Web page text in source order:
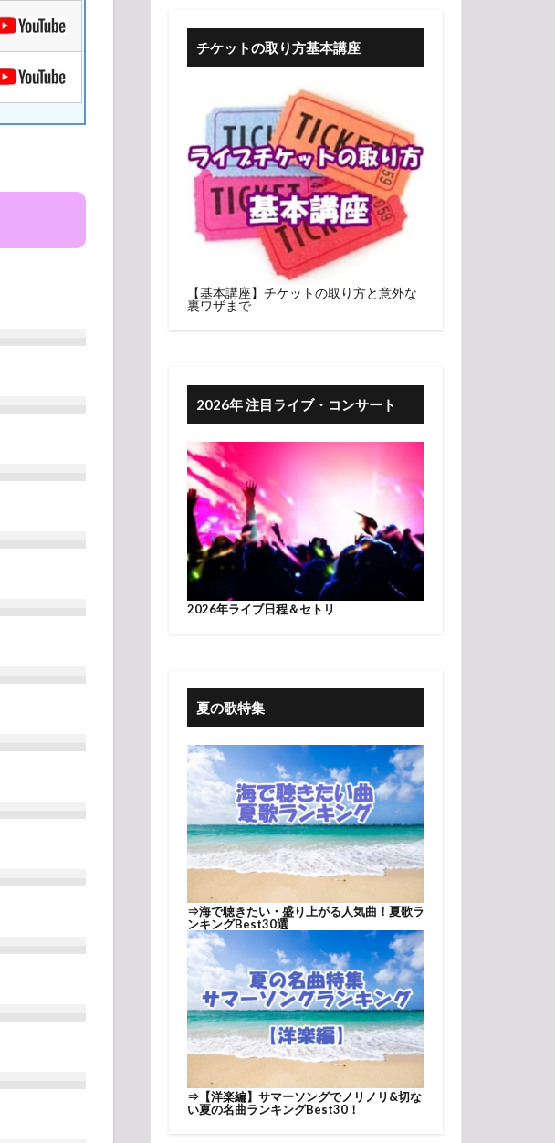
チケットの取り方基本講座
【基本講座】チケットの取り方と意外な
裏ワザまで
2026年 注目ライブ・コンサート
2026年ライブ日程＆セトリ
夏の歌特集
⇒海で聴きたい・盛り上がる人気曲！夏歌ラ
ンキングBest30選
⇒ 【洋楽編】サマーソングでノリノリ&切な
い夏の名曲ランキングBest30！